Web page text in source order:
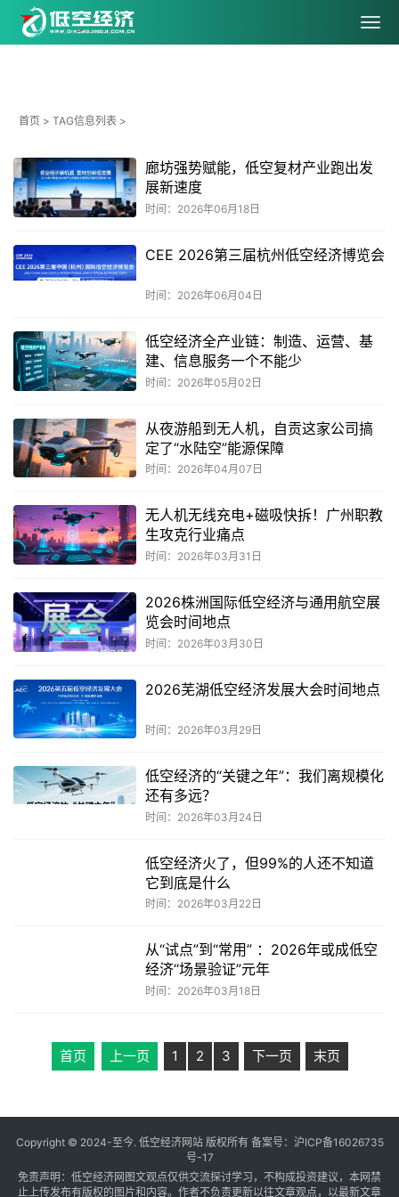
首页 > TAG信息列表 >
廊坊强势赋能，低空复材产业跑出发
展新速度
时间：2026年06月18日
CEE 2026第三届杭州低空经济博览会
时间：2026年06月04日
低空经济全产业链：制造、运营、基
建、信息服务一个不能少
时间：2026年05月02日
从夜游船到无人机，自贡这家公司搞
定了“水陆空”能源保障
时间：2026年04月07日
无人机无线充电+磁吸快拆！广州职教
生攻克行业痛点
时间：2026年03月31日
2026株洲国际低空经济与通用航空展
览会时间地点
时间：2026年03月30日
2026芜湖低空经济发展大会时间地点
时间：2026年03月29日
低空经济的“关键之年”：我们离规模化
还有多远？
时间：2026年03月24日
低空经济火了，但99%的人还不知道
它到底是什么
时间：2026年03月22日
从“试点”到“常用” ：2026年或成低空
经济“场景验证”元年
时间：2026年03月18日
首页 上一页 1 2 3 下一页 末页
Copyright © 2024-至今. 低空经济网站 版权所有 备案号： 沪ICP备16026735
号-17
免责声明：低空经济网图文观点仅供交流探讨学习，不构成投资建议，本网禁
止上传发布有版权的图片和内容。作者不负责更新以往文章观点，以最新文章